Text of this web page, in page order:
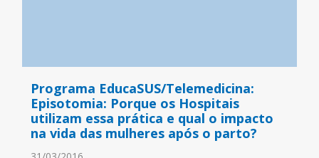
Programa EducaSUS/Telemedicina:
Episotomia: Porque os Hospitais
utilizam essa prática e qual o impacto
na vida das mulheres após o parto?